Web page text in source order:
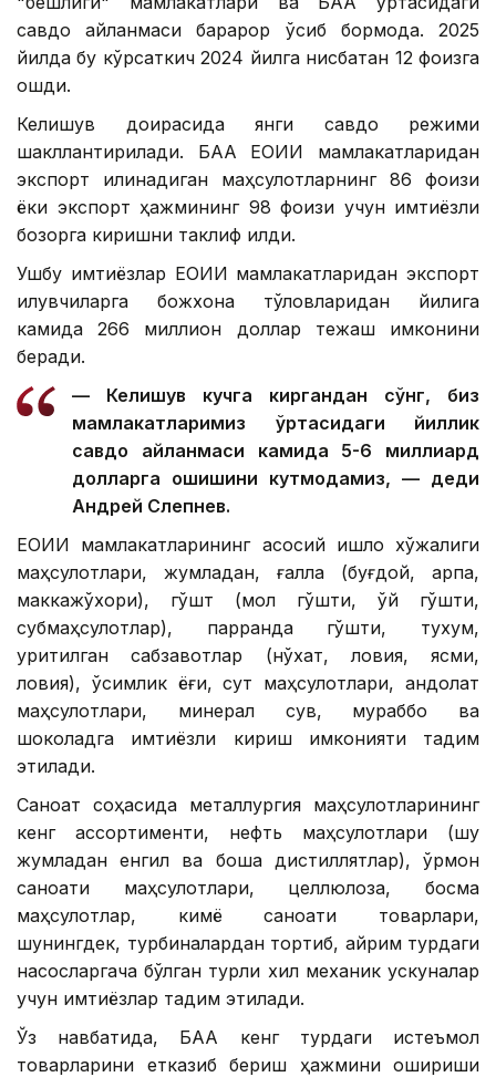
савдо айланмаси барқарор ўсиб бормоқда. 2025
йилда бу кўрсаткич 2024 йилга нисбатан 12 фоизга
ошди.
Келишув доирасида янги савдо режими
шакллантирилади. БАА ЕОИИ мамлакатларидан
экспорт қилинадиган маҳсулотларнинг 86 фоизи
ёки экспорт ҳажмининг 98 фоизи учун имтиёзли
бозорга киришни таклиф қилди.
Ушбу имтиёзлар ЕОИИ мамлакатларидан экспорт
қилувчиларга божхона тўловларидан йилига
камида 266 миллион доллар тежаш имконини
беради.
— Келишув кучга киргандан сўнг, биз
мамлакатларимиз ўртасидаги йиллик
савдо айланмаси камида 5-6 миллиард
долларга ошишини кутмоқдамиз, — деди
Андрей Слепнев.
ЕОИИ мамлакатларининг асосий қишлоқ хўжалиги
маҳсулотлари, жумладан, ғалла (буғдой, арпа,
маккажўхори), гўшт (мол гўшти, қўй гўшти,
субмаҳсулотлар), парранда гўшти, тухум,
қуритилган сабзавотлар (нўхат, ловия, ясмиқ,
ловия), ўсимлик ёғи, сут маҳсулотлари, қандолат
маҳсулотлари, минерал сув, мураббо ва
шоколадга имтиёзли кириш имконияти тақдим
этилади.
Саноат соҳасида металлургия маҳсулотларининг
кенг ассортименти, нефть маҳсулотлари (шу
жумладан енгил ва бошқа дистиллятлар), ўрмон
саноати маҳсулотлари, целлюлоза, босма
маҳсулотлар, кимё саноати товарлари,
шунингдек, турбиналардан тортиб, айрим турдаги
насосларгача бўлган турли хил механик ускуналар
учун имтиёзлар тақдим этилади.
Ўз навбатида, БАА кенг турдаги истеъмол
товарларини етказиб бериш ҳажмини ошириши